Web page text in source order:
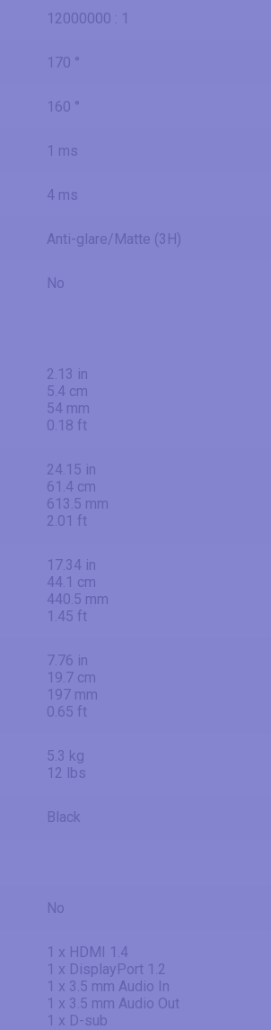
12000000 : 1
170 °
160 °
1 ms
4 ms
Anti-glare/Matte (3H)
No
2.13 in
5.4 cm
54 mm
0.18 ft
24.15 in
61.4 cm
613.5 mm
2.01 ft
17.34 in
44.1 cm
440.5 mm
1.45 ft
7.76 in
19.7 cm
197 mm
0.65 ft
5.3 kg
12 lbs
Black
No
1 x HDMI 1.4
1 x DisplayPort 1.2
1 x 3.5 mm Audio In
1 x 3.5 mm Audio Out
1 x D-sub